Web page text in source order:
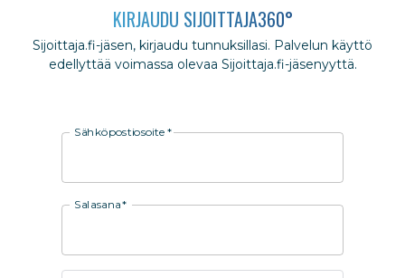
KIRJAUDU SIJOITTAJA360°
Sijoittaja.fi-jäsen, kirjaudu tunnuksillasi. Palvelun käyttö
edellyttää voimassa olevaa Sijoittaja.fi-jäsenyyttä.
Sähköpostiosoite *
Salasana*